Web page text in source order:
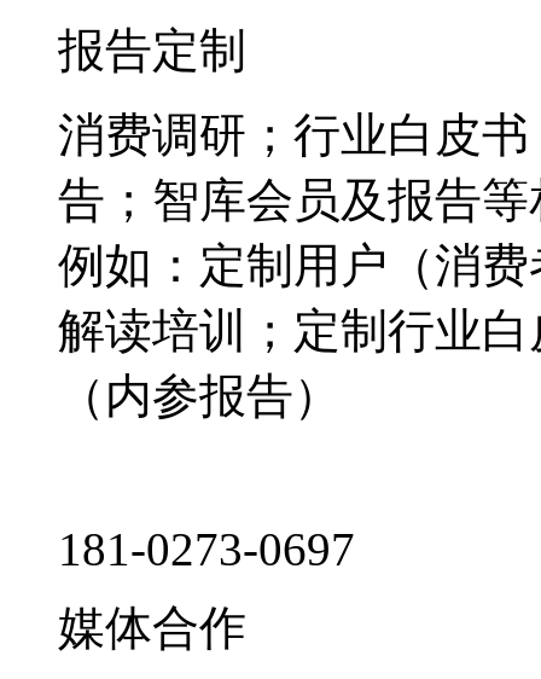
报告定制
消费调研；行业白皮
告；智库会员及报告
例如：定制用户（消
解读培训；定制行业
（内参报告）
181-0273-0697
媒体合作